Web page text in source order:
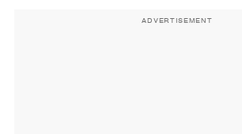
ADVERTISEMENT